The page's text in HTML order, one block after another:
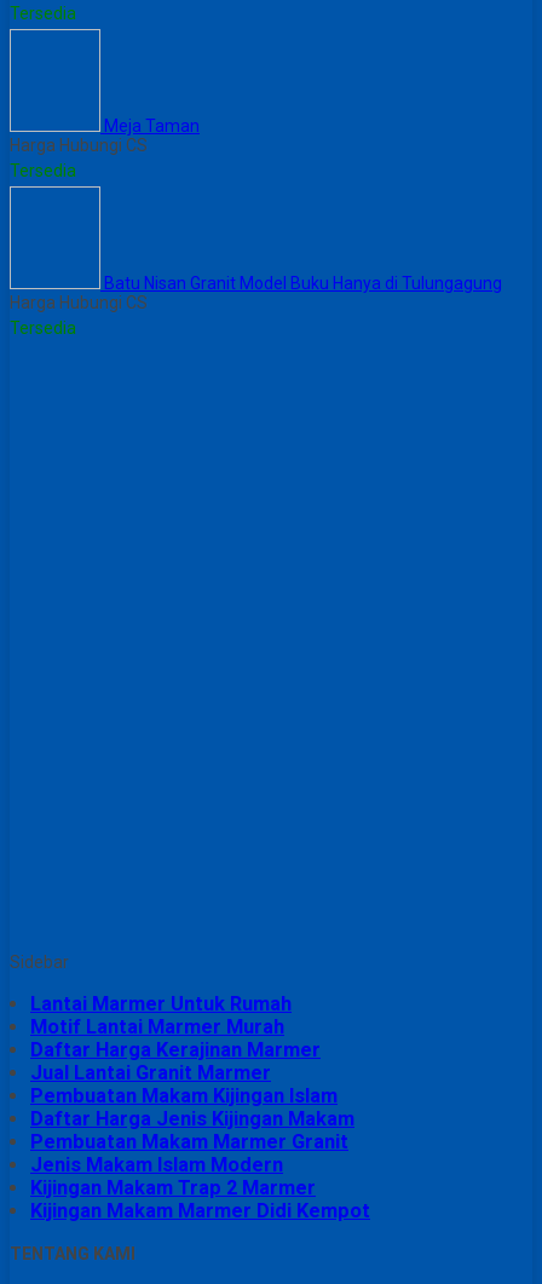
Tersedia
Meja Taman
Harga Hubungi CS
Tersedia
Batu Nisan Granit Model Buku Hanya di Tulungagung
Harga Hubungi CS
Tersedia
Sidebar
Lantai Marmer Untuk Rumah
Motif Lantai Marmer Murah
Daftar Harga Kerajinan Marmer
Jual Lantai Granit Marmer
Pembuatan Makam Kijingan Islam
Daftar Harga Jenis Kijingan Makam
Pembuatan Makam Marmer Granit
Jenis Makam Islam Modern
Kijingan Makam Trap 2 Marmer
Kijingan Makam Marmer Didi Kempot
TENTANG KAMI